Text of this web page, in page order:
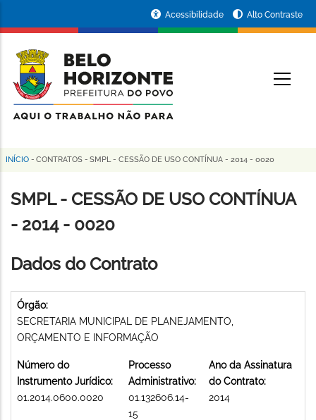
conteúdo
principal
da
Prefeitura
de
Horizonte
Acessibilidade Alto Contraste
Trilha
de
navegação
INÍCIO - CONTRATOS - SMPL - CESSÃO DE USO CONTÍNUA - 2014 - 0020
SMPL - CESSÃO DE USO CONTÍNUA
- 2014 - 0020
Dados do Contrato
Órgão:
SECRETARIA MUNICIPAL DE PLANEJAMENTO,
ORÇAMENTO E INFORMAÇÃO
Número do
Instrumento Jurídico:
01.2014.0600.0020
Processo
Administrativo:
01.132606.14-
15
Ano da Assinatura
do Contrato:
2014